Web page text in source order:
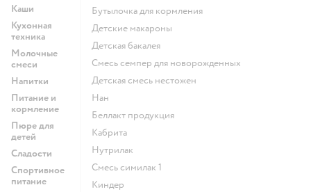
Каши
Кухонная
техника
Молочные
смеси
Напитки
Питание и
кормление
Пюре для
детей
Сладости
Спортивное
питание
бутылочка для кормления
детские макароны
детская бакалея
смесь семпер для новорожденных
детская смесь нестожен
нан
беллакт продукция
кабрита
нутрилак
смесь симилак 1
киндер